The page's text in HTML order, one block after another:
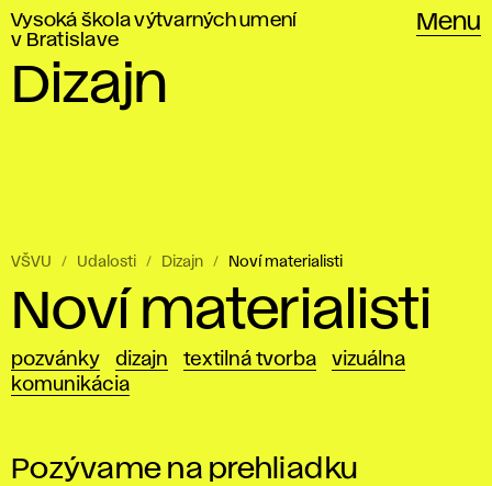
Vysoká škola výtvarných umení
v Bratislave
Menu
Dizajn
VŠVU Udalosti Dizajn Noví materialisti
Noví materialisti
pozvánky dizajn textilná tvorba
vizuálna
komunikácia
Pozývame na prehliadku